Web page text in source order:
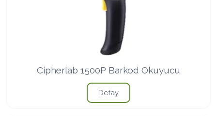
Cipherlab 1500P Barkod Okuyucu
Detay